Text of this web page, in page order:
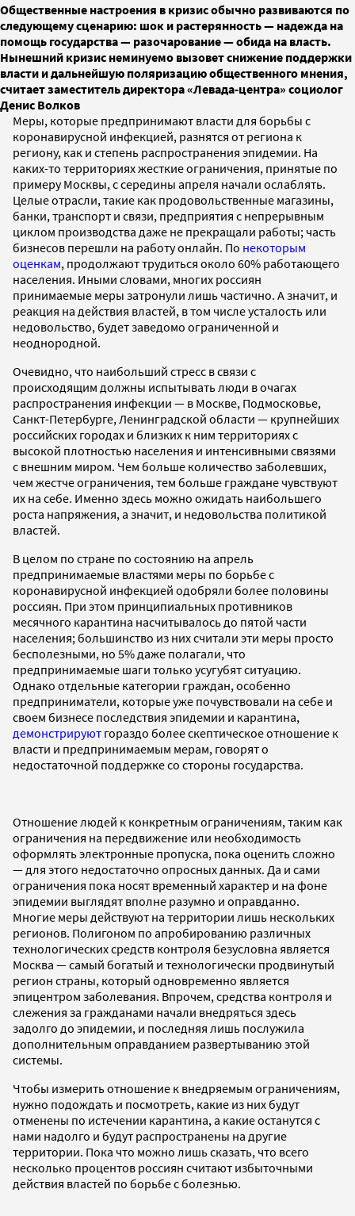
Общественные настроения в кризис обычно развиваются по
следующему сценарию: шок и растерянность — надежда на
помощь государства — разочарование — обида на власть.
Нынешний кризис неминуемо вызовет снижение поддержки
власти и дальнейшую поляризацию общественного мнения,
считает заместитель директора «Левада-центра» социолог
Денис Волков
Меры, которые предпринимают власти для борьбы с
коронавирусной инфекцией, разнятся от региона к
региону, как и степень распространения эпидемии. На
каких-то территориях жесткие ограничения, принятые по
примеру Москвы, с середины апреля начали ослаблять.
Целые отрасли, такие как продовольственные магазины,
банки, транспорт и связи, предприятия с непрерывным
циклом производства даже не прекращали работы; часть
бизнесов перешли на работу онлайн. По некоторым
оценкам, продолжают трудиться около 60% работающего
населения. Иными словами, многих россиян
принимаемые меры затронули лишь частично. А значит, и
реакция на действия властей, в том числе усталость или
недовольство, будет заведомо ограниченной и
неоднородной.
Очевидно, что наибольший стресс в связи с
происходящим должны испытывать люди в очагах
распространения инфекции — в Москве, Подмосковье,
Санкт-Петербурге, Ленинградской области — крупнейших
российских городах и близких к ним территориях с
высокой плотностью населения и интенсивными связями
с внешним миром. Чем больше количество заболевших,
чем жестче ограничения, тем больше граждане чувствуют
их на себе. Именно здесь можно ожидать наибольшего
роста напряжения, а значит, и недовольства политикой
властей.
В целом по стране по состоянию на апрель
предпринимаемые властями меры по борьбе с
коронавирусной инфекцией одобряли более половины
россиян. При этом принципиальных противников
месячного карантина насчитывалось до пятой части
населения; большинство из них считали эти меры просто
бесполезными, но 5% даже полагали, что
предпринимаемые шаги только усугубят ситуацию.
Однако отдельные категории граждан, особенно
предприниматели, которые уже почувствовали на себе и
своем бизнесе последствия эпидемии и карантина,
демонстрируют гораздо более скептическое отношение к
власти и предпринимаемым мерам, говорят о
недостаточной поддержке со стороны государства.
Отношение людей к конкретным ограничениям, таким как
ограничения на передвижение или необходимость
оформлять электронные пропуска, пока оценить сложно
— для этого недостаточно опросных данных. Да и сами
ограничения пока носят временный характер и на фоне
эпидемии выглядят вполне разумно и оправданно.
Многие меры действуют на территории лишь нескольких
регионов. Полигоном по апробированию различных
технологических средств контроля безусловна является
Москва — самый богатый и технологически продвинутый
регион страны, который одновременно является
эпицентром заболевания. Впрочем, средства контроля и
слежения за гражданами начали внедряться здесь
задолго до эпидемии, и последняя лишь послужила
дополнительным оправданием развертыванию этой
системы.
Чтобы измерить отношение к внедряемым ограничениям,
нужно подождать и посмотреть, какие из них будут
отменены по истечении карантина, а какие останутся с
нами надолго и будут распространены на другие
территории. Пока что можно лишь сказать, что всего
несколько процентов россиян считают избыточными
действия властей по борьбе с болезнью.